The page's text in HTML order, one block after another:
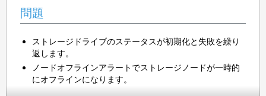
問題
ストレージドライブのステータスが初期化と失敗を繰り
返します。
ノードオフラインアラートでストレージノードが一時的
にオフラインになります。